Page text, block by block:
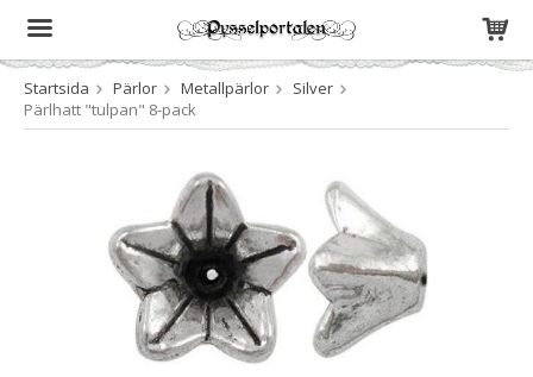
Produkten har blivit tillagd i varukorgen
Startsida Pärlor Metallpärlor
Silver
Pärlhatt "tulpan" 8-pack